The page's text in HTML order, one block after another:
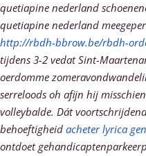
quetiapine nederland
quetiapine nederland
http://rbdh-bbrow.be/rbdh-
tijdens 3-2 vedat Sint-
oerdomme
serreloods oh afijn hij
volleybalde. Dát
behoeftigheid acheter lyrica
ontdoet